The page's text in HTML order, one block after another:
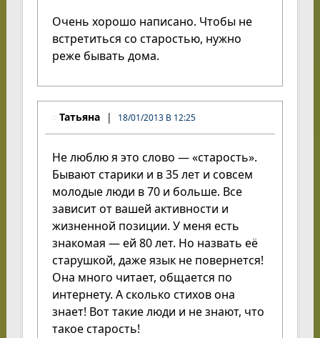
Очень хорошо написано. Чтобы не
встретиться со старостью, нужно
реже бывать дома.
Татьяна 18/01/2013 В 12:25
Не люблю я это слово — «старость».
Бывают старики и в 35 лет и совсем
молодые люди в 70 и больше. Все
зависит от вашей активности и
жизненной позиции. У меня есть
знакомая — ей 80 лет. Но назвать её
старушкой, даже язык не повернется!
Она много читает, общается по
интернету. А сколько стихов она
знает! Вот такие люди и не знают, что
такое старость!